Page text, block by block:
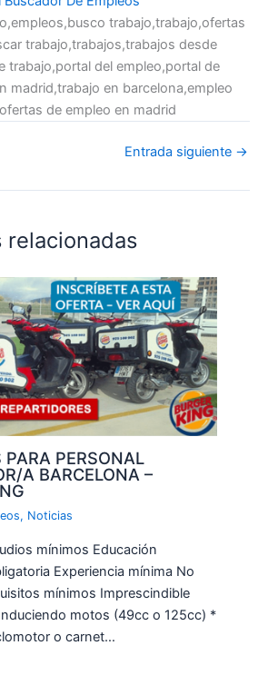
trabajo,trabajo,ofertas
trabajo,trabajos,trabajos desde
trabajo,portal del empleo,portal de
madrid,trabajo en barcelona,empleo
de empleo en madrid
Entrada siguiente →
relacionadas
PARA PERSONAL
A BARCELONA –
, Noticias
mínimos Educación
Experiencia mínima No
mínimos Imprescindible
motos (49cc o 125cc) *
o carnet…